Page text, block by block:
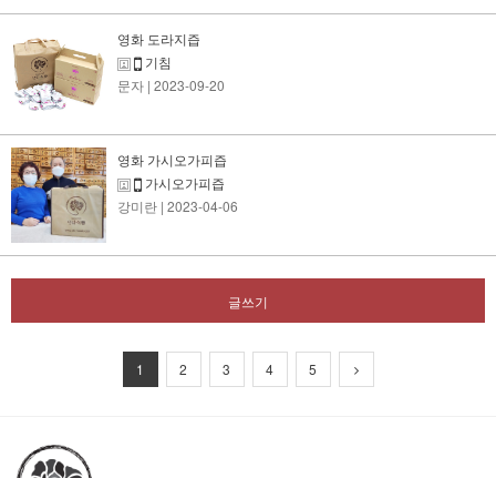
영화 도라지즙
기침
문자 | 2023-09-20
영화 가시오가피즙
가시오가피즙
강미란 | 2023-04-06
글쓰기
1 2 3 4 5